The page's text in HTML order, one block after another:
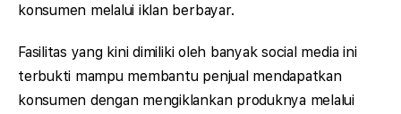
konsumen melalui iklan berbayar.
Fasilitas yang kini dimiliki oleh banyak social media ini
terbukti mampu membantu penjual mendapatkan
konsumen dengan mengiklankan produknya melalui